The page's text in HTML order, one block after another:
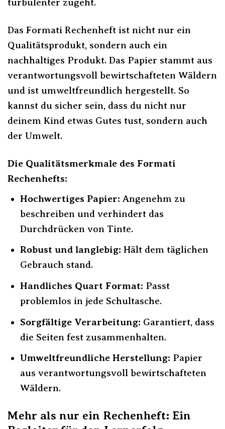
turbulenter zugeht.
Das Formati Rechenheft ist nicht nur ein
Qualitätsprodukt, sondern auch ein
nachhaltiges Produkt. Das Papier stammt aus
verantwortungsvoll bewirtschafteten Wäldern
und ist umweltfreundlich hergestellt. So
kannst du sicher sein, dass du nicht nur
deinem Kind etwas Gutes tust, sondern auch
der Umwelt.
Die Qualitätsmerkmale des Formati
Rechenhefts:
Hochwertiges Papier: Angenehm zu
beschreiben und verhindert das
Durchdrücken von Tinte.
Robust und langlebig: Hält dem täglichen
Gebrauch stand.
Handliches Quart Format: Passt
problemlos in jede Schultasche.
Sorgfältige Verarbeitung: Garantiert, dass
die Seiten fest zusammenhalten.
Umweltfreundliche Herstellung: Papier
aus verantwortungsvoll bewirtschafteten
Wäldern.
Mehr als nur ein Rechenheft: Ein